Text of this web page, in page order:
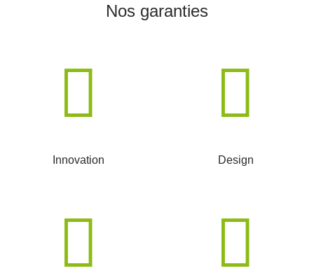
Nos garanties
Innovation Design